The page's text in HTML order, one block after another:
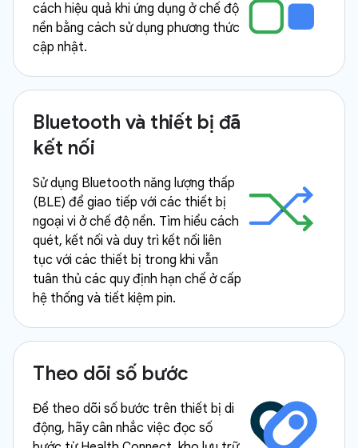
cách hiệu quả khi ứng dụng ở chế độ
nền bằng cách sử dụng phương thức
cập nhật.
Bluetooth và thiết bị đã
kết nối
Sử dụng Bluetooth năng lượng thấp
(BLE) để giao tiếp với các thiết bị
ngoại vi ở chế độ nền. Tìm hiểu cách
quét, kết nối và duy trì kết nối liên
tục với các thiết bị trong khi vẫn
tuân thủ các quy định hạn chế ở cấp
hệ thống và tiết kiệm pin.
Theo dõi số bước
Để theo dõi số bước trên thiết bị di
động, hãy cân nhắc việc đọc số